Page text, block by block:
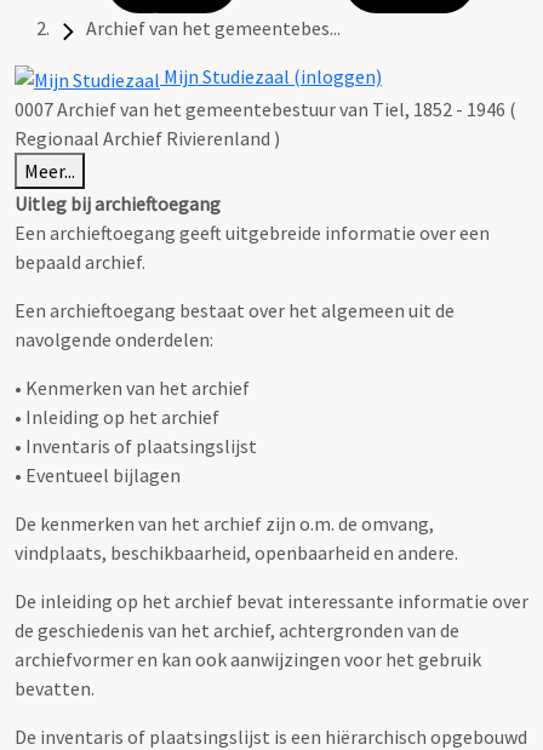
Archief van het gemeentebes...
Mijn Studiezaal (inloggen)
0007 Archief van het gemeentebestuur van Tiel, 1852 - 1946 (
Regionaal Archief Rivierenland )
Meer...
Uitleg bij archieftoegang
Een archieftoegang geeft uitgebreide informatie over een
bepaald archief.
Een archieftoegang bestaat over het algemeen uit de
navolgende onderdelen:
• Kenmerken van het archief
• Inleiding op het archief
• Inventaris of plaatsingslijst
• Eventueel bijlagen
De kenmerken van het archief zijn o.m. de omvang,
vindplaats, beschikbaarheid, openbaarheid en andere.
De inleiding op het archief bevat interessante informatie over
de geschiedenis van het archief, achtergronden van de
archiefvormer en kan ook aanwijzingen voor het gebruik
bevatten.
De inventaris of plaatsingslijst is een hiërarchisch opgebouwd